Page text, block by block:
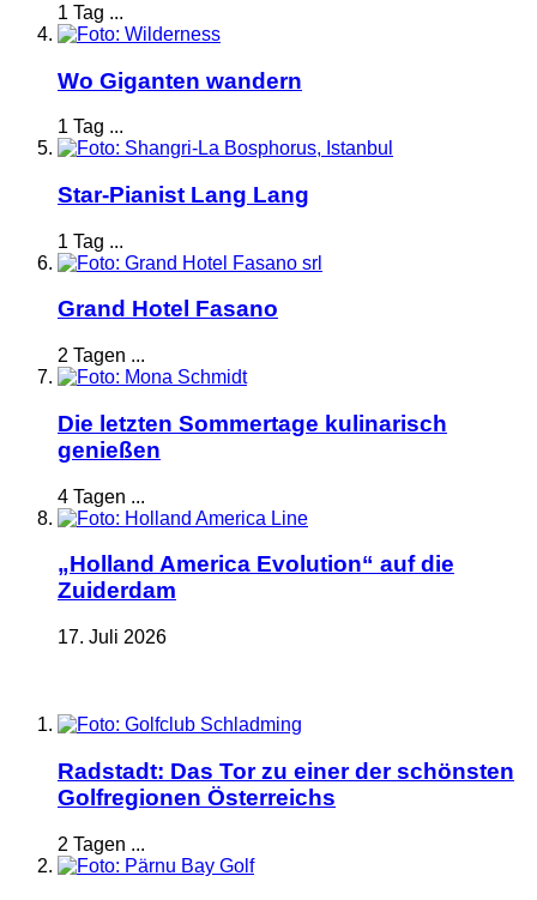
1 Tag ...
Wo Giganten wandern
1 Tag ...
Star-Pianist Lang Lang
1 Tag ...
Grand Hotel Fasano
2 Tagen ...
Die letzten Sommertage kulinarisch
genießen
4 Tagen ...
„Holland America Evolution“ auf die
Zuiderdam
17. Juli 2026
Radstadt: Das Tor zu einer der schönsten
Golfregionen Österreichs
2 Tagen ...